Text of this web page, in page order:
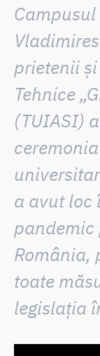
Campusul
prietenii
Tehnice
(TUIASI)
a avut loc
pandemic
România,
toate
legislația